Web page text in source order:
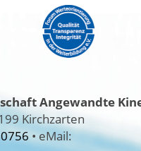
Angewandte
Kirchzarten
• eMail: